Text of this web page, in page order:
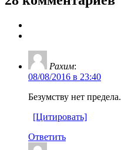
Рахим:
08/08/2016 в 23:40
Безумству нет предела.
[Цитировать]
Ответить